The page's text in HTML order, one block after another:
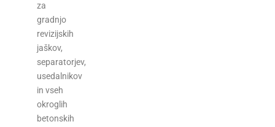
za
gradnjo
revizijskih
jaškov,
separatorjev,
usedalnikov
in vseh
okroglih
betonskih